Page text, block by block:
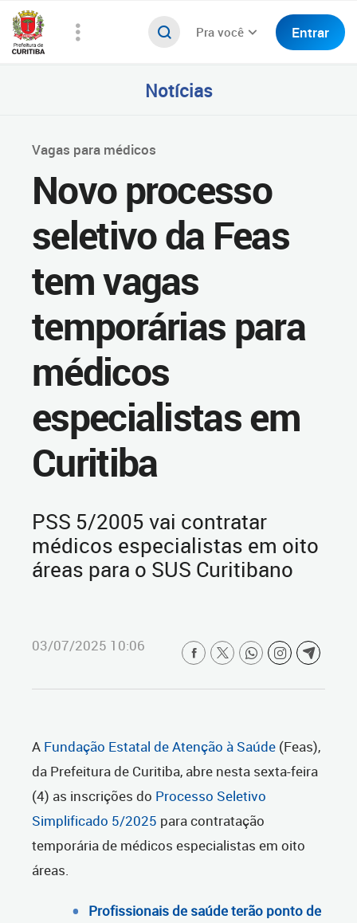
Pra você Entrar
Notícias
Vagas para médicos
Novo processo
seletivo da Feas
tem vagas
temporárias para
médicos
especialistas em
Curitiba
PSS 5/2005 vai contratar
médicos especialistas em oito
áreas para o SUS Curitibano
03/07/2025 10:06
A Fundação Estatal de Atenção à Saúde (Feas),
da Prefeitura de Curitiba, abre nesta sexta-feira
(4) as inscrições do Processo Seletivo
Simplificado 5/2025 para contratação
temporária de médicos especialistas em oito
áreas.
Profissionais de saúde terão ponto de